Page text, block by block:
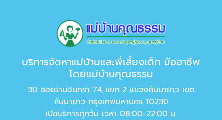
บริการจัดหาแม่บ้านและพี่เลี้ยงเด็ก มืออาชีพ
โดยแม่บ้านคุณธรรม
30 ซอยรามอินทรา 74 แยก 2 แขวงคันนายาว เขต
คันนายาว กรุงเทพมหานคร 10230
เปิดบริการทุกวัน เวลา 08:00-22:00 น.